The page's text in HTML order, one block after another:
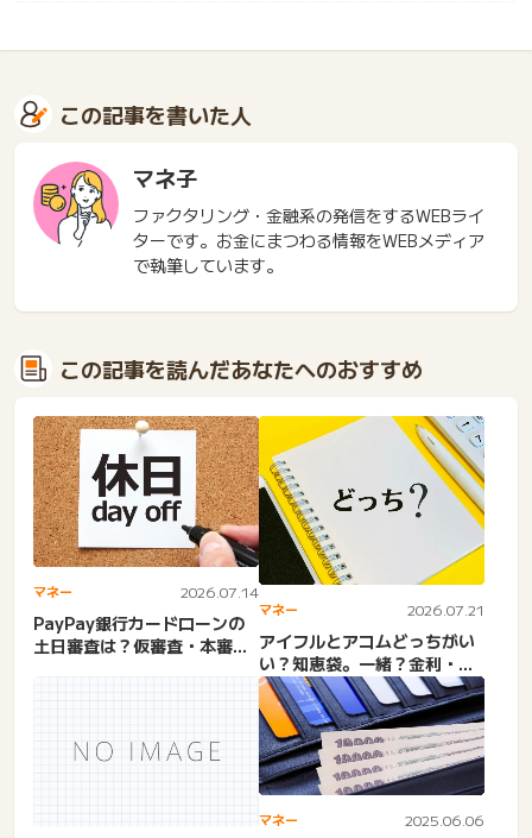
この記事を書いた人
マネ子
ファクタリング・金融系の発信をするWEBライ
ターです。お金にまつわる情報をWEBメディア
で執筆しています。
この記事を読んだあなたへのおすすめ
マネー 2026.07.14
PayPay銀行カードローンの
土日審査は？仮審査・本審査
マネー 2026.07.21
アイフルとアコムどっちがい
い？知恵袋。一緒？金利・審
査落ち・通過率・職場・バ
レ...
マネー 2025.06.06